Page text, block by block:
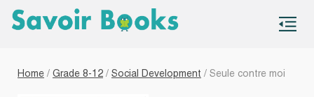
Home / Grade 8-12 / Social Development / Seule contre moi